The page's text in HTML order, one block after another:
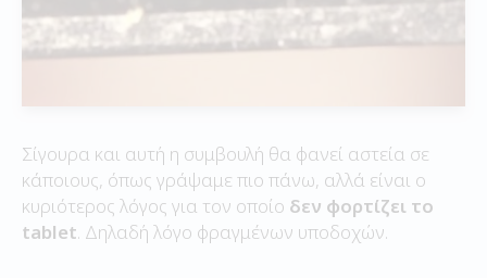
Σίγουρα και αυτή η συμβουλή θα φανεί αστεία σε
κάποιους, όπως γράψαμε πιο πάνω, αλλά είναι ο
κυριότερος λόγος για τον οποίο δεν φορτίζει το
tablet. Δηλαδή λόγο φραγμένων υποδοχών.